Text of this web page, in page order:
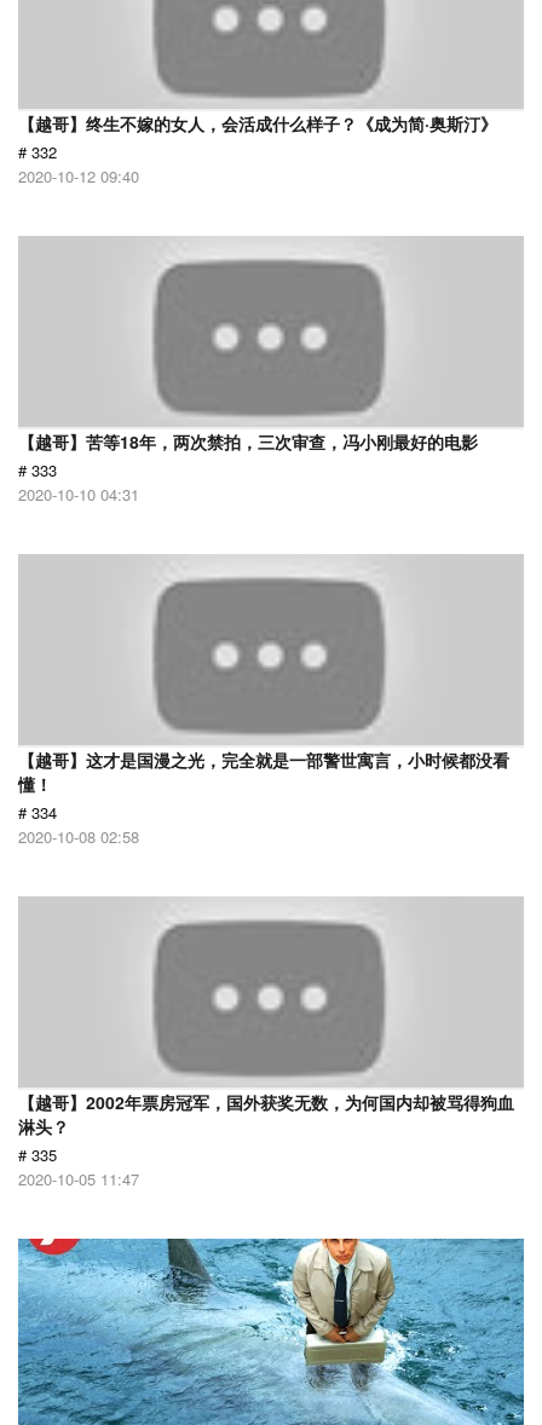
【越哥】终生不嫁的女人，会活成什么样子？《成为简·奥斯汀》
# 332
2020-10-12 09:40
【越哥】苦等18年，两次禁拍，三次审查，冯小刚最好的电影
# 333
2020-10-10 04:31
【越哥】这才是国漫之光，完全就是一部警世寓言，小时候都没看
懂！
# 334
2020-10-08 02:58
【越哥】2002年票房冠军，国外获奖无数，为何国内却被骂得狗血
淋头？
# 335
2020-10-05 11:47